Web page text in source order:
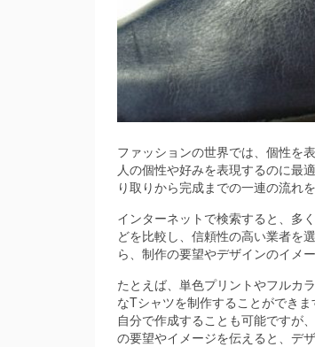
ファッションの世界では、個性を
人の個性や好みを表現するのに最
り取りから完成までの一連の流れ
インターネットで検索すると、多
どを比較し、信頼性の高い業者を
ら、制作の要望やデザインのイメ
たとえば、単色プリントやフルカ
なTシャツを制作することができ
自分で作成することも可能ですが
の要望やイメージを伝えると、デ